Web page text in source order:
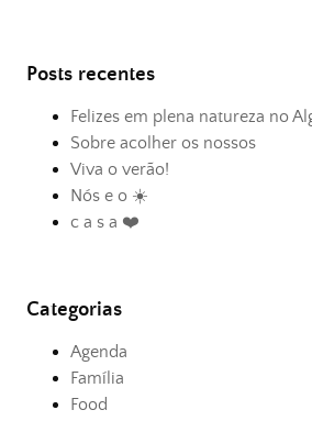
Posts recentes
Felizes em plena natureza no
Sobre acolher os nossos
Viva o verão!
Nós e o ☀️
c a s a ❤️
Categorias
Agenda
Família
Food